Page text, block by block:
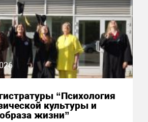
“Психология
культуры и
жизни”